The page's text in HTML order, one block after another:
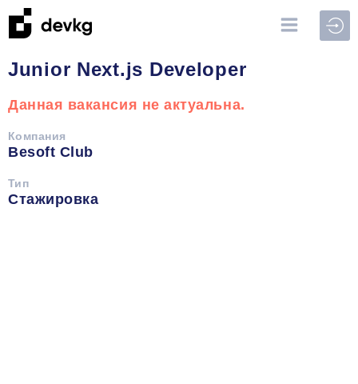
Junior Next.js Developer
Данная вакансия не актуальна.
Компания
Besoft Club
Тип
Стажировка